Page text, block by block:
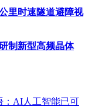
里时速隧道避障视
制新型高频晶体